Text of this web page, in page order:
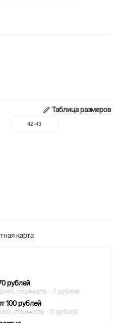
Таблица размеров
42-43
карта
рублей
стоимость - 7 рублей
100 рублей
стоимость - 11 рублей